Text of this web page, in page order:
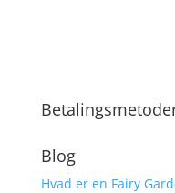
Blog
Hvad er en Fairy